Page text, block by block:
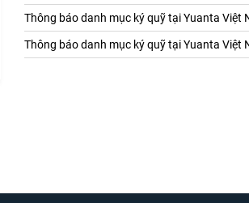
Thông báo danh mục ký quỹ tại Yuanta Việt
Thông báo danh mục ký quỹ tại Yuanta Việt